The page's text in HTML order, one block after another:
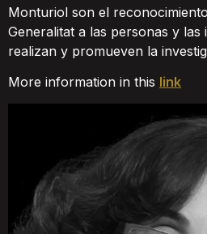
Monturiol son el
Generalitat a las personas y las
realizan y promueven la
More information in this link